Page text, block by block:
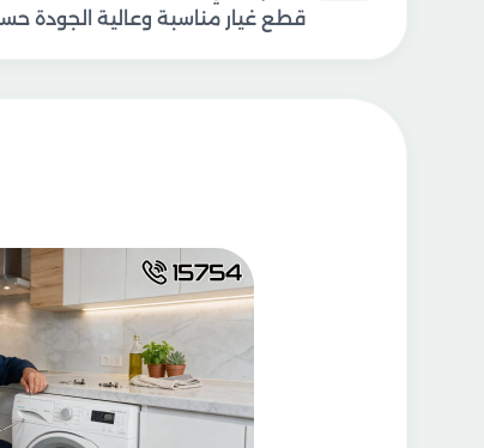
قطع غيار مناسبة وعالية الجودة